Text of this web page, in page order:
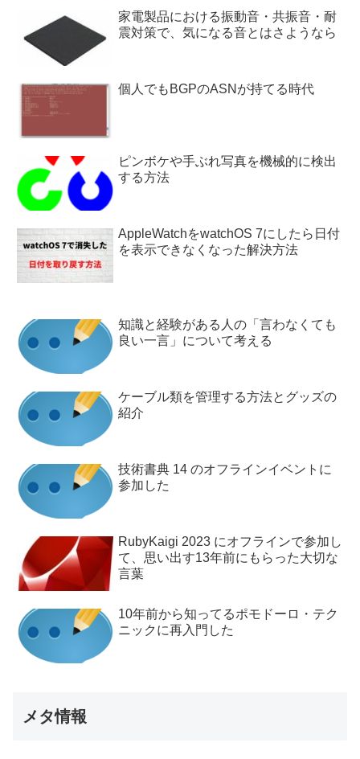
家電製品における振動音・共振音・耐
震対策で、気になる音とはさようなら
個人でもBGPのASNが持てる時代
ピンボケや手ぶれ写真を機械的に検出
する方法
AppleWatchをwatchOS 7にしたら日付
を表示できなくなった解決方法
知識と経験がある人の「言わなくても
良い一言」について考える
ケーブル類を管理する方法とグッズの
紹介
技術書典 14 のオフラインイベントに
参加した
RubyKaigi 2023 にオフラインで参加し
て、思い出す13年前にもらった大切な
言葉
10年前から知ってるポモドーロ・テク
ニックに再入門した
メタ情報